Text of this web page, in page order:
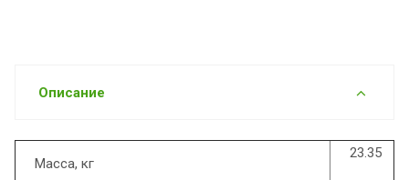
Описание
Масса, кг
23.35